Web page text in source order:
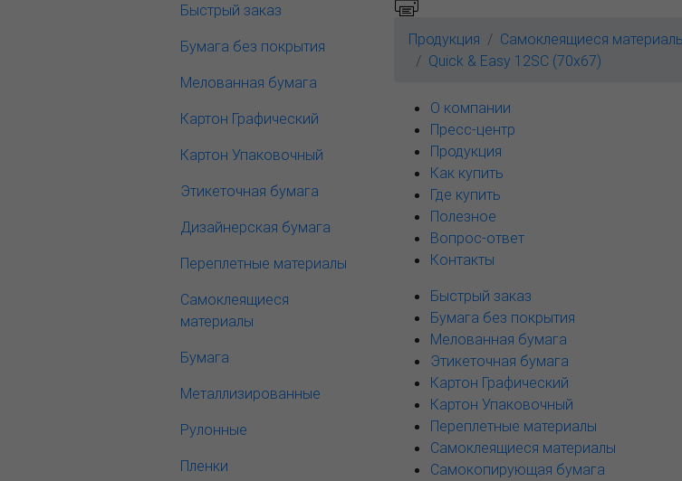
Быстрый заказ
Бумага без покрытия
Мелованная бумага
Картон Графический
Картон Упаковочный
Этикеточная бумага
Дизайнерская бумага
Переплетные материалы
Самоклеящиеся
материалы
Бумага
Металлизированные
Рулонные
Пленки
Продукция Самоклеящиеся
Quick & Easy 12SC (70x67)
О компании
Пресс-центр
Продукция
Как купить
Где купить
Полезное
Вопрос-ответ
Контакты
Быстрый заказ
Бумага без покрытия
Мелованная бумага
Этикеточная бумага
Картон Графический
Картон Упаковочный
Переплетные материалы
Самоклеящиеся материалы
Самокопирующая бумага